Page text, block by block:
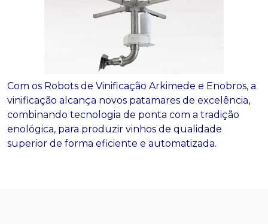
Com os Robots de Vinificação Arkimede e Enobros, a
vinificação alcança novos patamares de excelência,
combinando tecnologia de ponta com a tradição
enológica, para produzir vinhos de qualidade
superior de forma eficiente e automatizada.